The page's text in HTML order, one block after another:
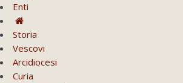
Enti
Storia
Vescovi
Arcidiocesi
Curia